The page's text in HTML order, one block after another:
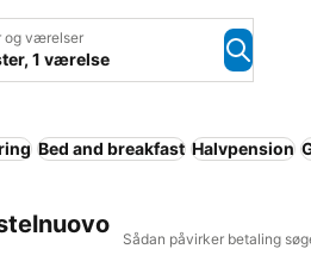
og værelser
1 værelse
Bed and breakfast Halvpension
Sådan påvirker betaling